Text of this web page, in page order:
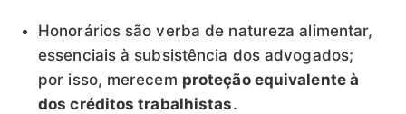
Honorários são verba de natureza alimentar,
essenciais à subsistência dos advogados;
por isso, merecem proteção equivalente à
dos créditos trabalhistas.